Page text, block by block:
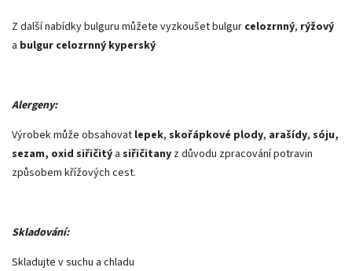
Z další nabídky bulguru můžete vyzkoušet bulgur celozrnný, rýžový
a bulgur celozrnný kyperský
Alergeny:
Výrobek může obsahovat lepek, skořápkové plody, arašídy, sóju,
sezam, oxid siřičitý a siřičitany z důvodu zpracování potravin
způsobem křížových cest.
Skladování:
Skladujte v suchu a chladu